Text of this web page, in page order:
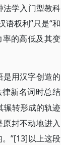
法学入门型教科
语权利”只是“和
的高低及其变
是用汉字创造的
新名词时总结
辗转形成的轨迹
封不动地进入
”[13]以上这段